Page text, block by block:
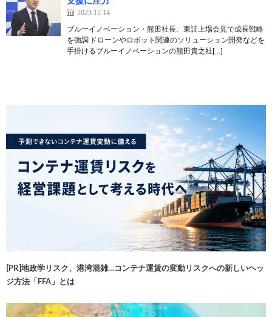
2023.12.14
ブルーイノベーション・熊田社長、東証上場会見で成長戦略
を強調 ドローンやロボット関連のソリューション開発などを
手掛けるブルーイノベーションの熊田貴之社[…]
[PR]地政学リスク、港湾混雑…コンテナ運賃の変動リスクへの新しいヘッ
ジ方法「FFA」とは